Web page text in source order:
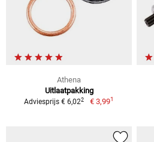
Athena
Uitlaatpakking
Adviesprijs € 6,022 € 3,991